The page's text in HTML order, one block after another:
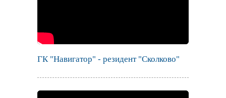
ГК "Навигатор" - резидент "Сколково"